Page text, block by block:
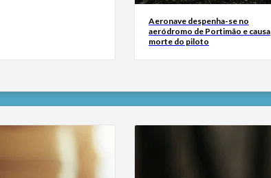
Aeronave despenha-se no
aeródromo de Portimão e causa
morte do piloto